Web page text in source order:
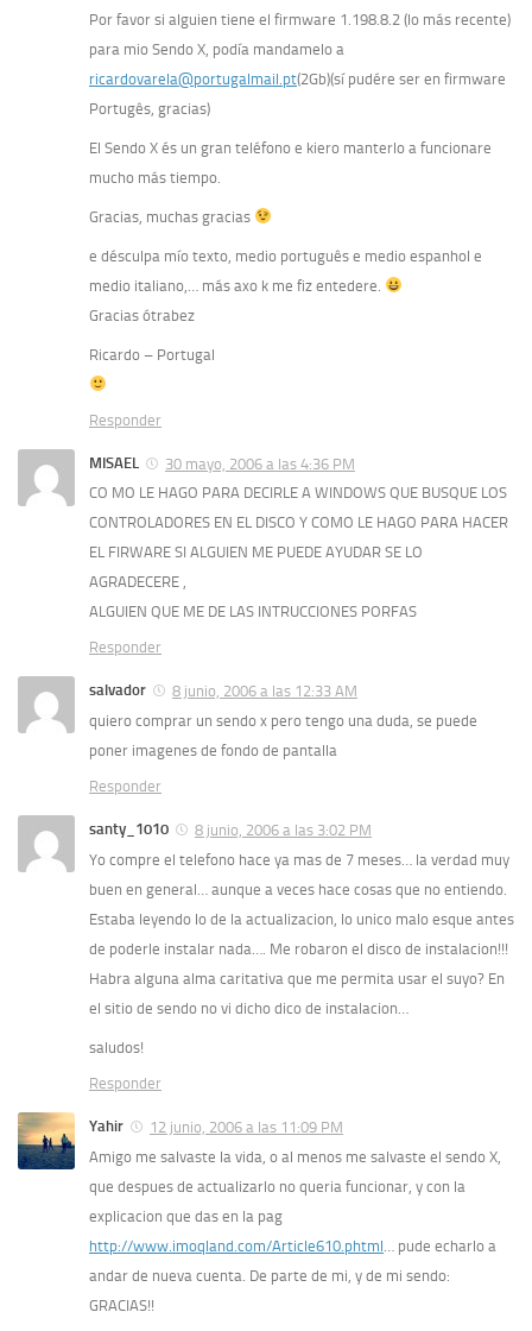
Por favor si alguien tiene el firmware 1.198.8.2 (lo más recente)
para mio Sendo X, podía mandamelo a
ricardovarela@portugalmail.pt(2Gb)(sí pudére ser en firmware
Portugês, gracias)
El Sendo X és un gran teléfono e kiero manterlo a funcionare
mucho más tiempo.
Gracias, muchas gracias
e désculpa mío texto, medio português e medio espanhol e
medio italiano,… más axo k me fiz entedere.
Gracias ótrabez
Ricardo – Portugal
Responder
MISAEL
30 mayo, 2006 a las 4:36 PM
CO MO LE HAGO PARA DECIRLE A WINDOWS QUE BUSQUE LOS
CONTROLADORES EN EL DISCO Y COMO LE HAGO PARA HACER
EL FIRWARE SI ALGUIEN ME PUEDE AYUDAR SE LO
AGRADECERE ,
ALGUIEN QUE ME DE LAS INTRUCCIONES PORFAS
Responder
salvador
8 junio, 2006 a las 12:33 AM
quiero comprar un sendo x pero tengo una duda, se puede
poner imagenes de fondo de pantalla
Responder
santy_1010
8 junio, 2006 a las 3:02 PM
Yo compre el telefono hace ya mas de 7 meses… la verdad muy
buen en general… aunque a veces hace cosas que no entiendo.
Estaba leyendo lo de la actualizacion, lo unico malo esque antes
de poderle instalar nada…. Me robaron el disco de instalacion!!!
Habra alguna alma caritativa que me permita usar el suyo? En
el sitio de sendo no vi dicho dico de instalacion…
saludos!
Responder
Yahir
12 junio, 2006 a las 11:09 PM
Amigo me salvaste la vida, o al menos me salvaste el sendo X,
que despues de actualizarlo no queria funcionar, y con la
explicacion que das en la pag
http://www.imoqland.com/Article610.phtml… pude echarlo a
andar de nueva cuenta. De parte de mi, y de mi sendo:
GRACIAS!!